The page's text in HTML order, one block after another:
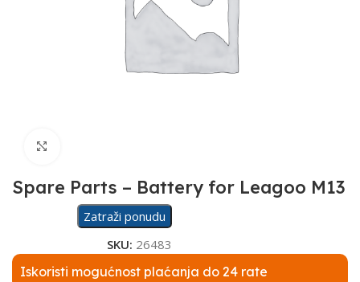
Spare Parts – Battery for Leagoo M13
Zatraži ponudu
SKU: 26483
Iskoristi mogućnost plaćanja do 24 rate